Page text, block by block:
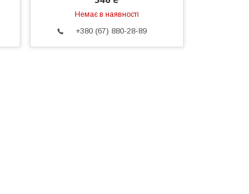
Немає в наявності
+380 (67) 880-28-89